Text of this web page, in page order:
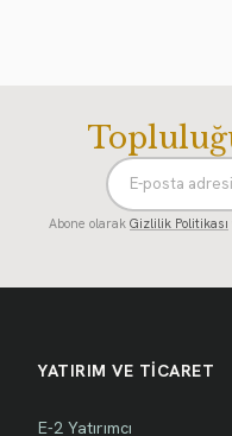
Abone olarak Gizlilik Politikası
YATIRIM VE TİCARET
E-2 Yatırımcı